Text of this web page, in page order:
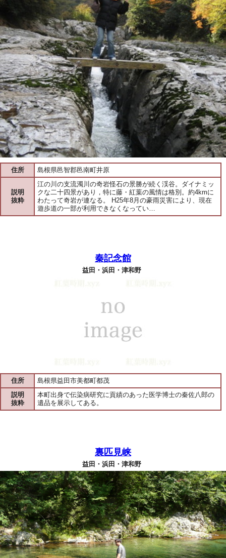
住所 島根県邑智郡邑南町井原
説明
抜粋
江の川の支流濁川の奇岩怪石の景勝が続く渓谷。ダイナミッ
クな二十四景があり，特に藤・紅葉の風情は格別。約4kmに
わたって奇岩が連なる。 H25年8月の豪雨災害により、現在
遊歩道の一部が利用できなくなってい…
秦記念館
益田・浜田・津和野
住所
島根県益田市美都町都茂
説明
抜粋
本町出身で伝染病研究に貢績のあった医学博士の秦佐八郎の
遺品を展示してある。
裏匹見峡
益田・浜田・津和野